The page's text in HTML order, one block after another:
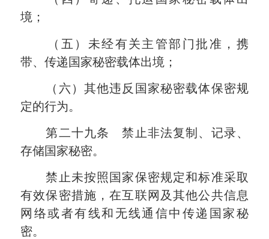
境；
（五）未经有关主管部门批准，携
带、传递国家秘密载体出境；
（六）其他违反国家秘密载体保密规
定的行为。
第二十九条 禁止非法复制、记录、
存储国家秘密。
禁止未按照国家保密规定和标准采取
有效保密措施，在互联网及其他公共信息
网络或者有线和无线通信中传递国家秘
密。